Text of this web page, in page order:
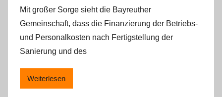
Mit großer Sorge sieht die Bayreuther
Gemeinschaft, dass die Finanzierung der Betriebs-
und Personalkosten nach Fertigstellung der
Sanierung und des
Weiterlesen